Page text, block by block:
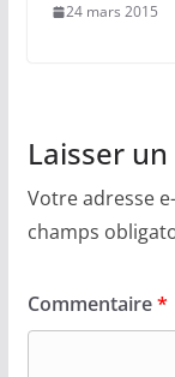
24 mars 2015
Laisser
Votre adresse
champs
Commentaire*